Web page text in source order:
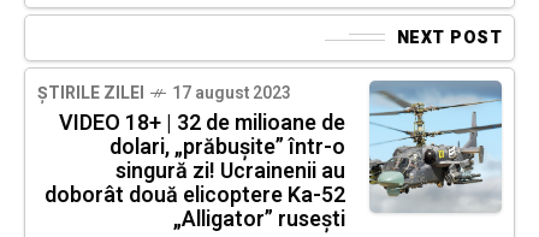
NEXT POST
ȘTIRILE ZILEI 17 august 2023
VIDEO 18+ | 32 de milioane de
dolari, „prăbușite” într-o
singură zi! Ucrainenii au
doborât două elicoptere Ka-52
„Alligator” rusești